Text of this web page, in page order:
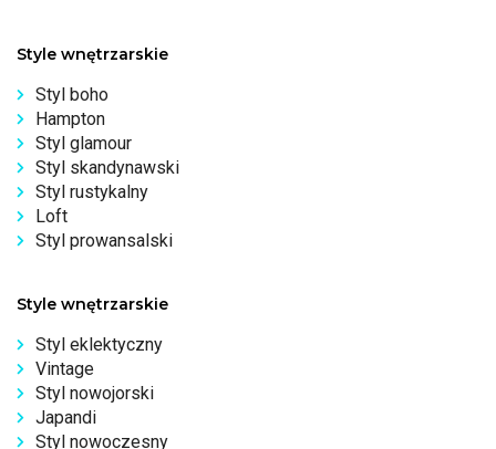
Style wnętrzarskie
Styl boho
Hampton
Styl glamour
Styl skandynawski
Styl rustykalny
Loft
Styl prowansalski
Style wnętrzarskie
Styl eklektyczny
Vintage
Styl nowojorski
Japandi
Styl nowoczesny